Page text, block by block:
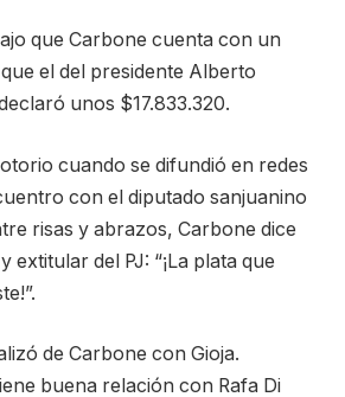
que Carbone cuenta con un
el del presidente Alberto
unos $17.833.320.
cuando se difundió en redes
con el diputado sanjuanino
risas y abrazos, Carbone dice
extitular del PJ: “¡La plata que
de Carbone con Gioja.
buena relación con Rafa Di